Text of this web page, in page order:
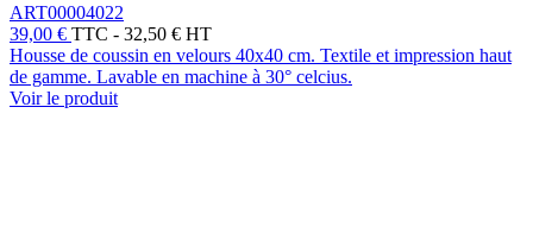
ART00004022
39,00 € TTC - 32,50 € HT
Housse de coussin en velours 40x40 cm. Textile et impression haut
de gamme. Lavable en machine à 30° celcius.
Voir le produit